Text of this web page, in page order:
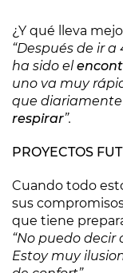
¿Y qué lleva
“Después de ir
ha sido el
uno va muy
que diariamente
respirar”.
PROYECTOS
Cuando todo
sus
que tiene
“No puedo decir
Estoy muy